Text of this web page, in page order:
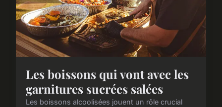
Les boissons qui vont avec les
garnitures sucrées salées
Les boissons alcoolisées jouent un rôle crucial